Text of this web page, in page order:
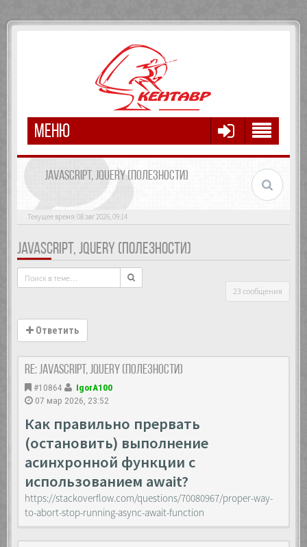
МЕНЮ
JAVASCRIPT, JQUERY (ПОЛЕЗНОСТИ)
Текущее время: 08 авг 2026, 09:14
JAVASCRIPT, JQUERY (ПОЛЕЗНОСТИ)
23 сообщения
Ответить
Re: JavaScript, Jquery (полезности)
#10864
IgorA100
07 мар 2026, 23:52
Как правильно прервать
(остановить) выполнение
асинхронной функции с
использованием await?
https://stackoverflow.com/questions/70080967/proper-way-
to-abort-stop-running-async-await-function